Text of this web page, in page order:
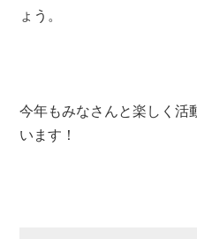
ょう。
今年もみなさんと楽しく活
います！